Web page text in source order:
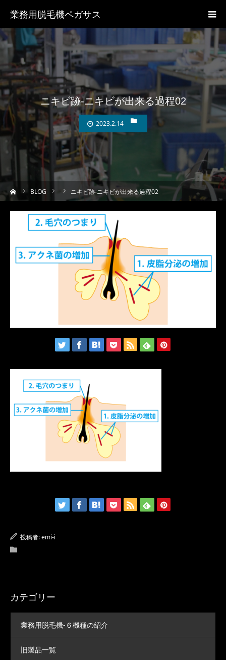
業務用脱毛機ペガサス
ニキビ跡-ニキビが出来る過程02
2023.2.14
BLOG ニキビ跡-ニキビが出来る過程02
投稿者:emi-i
カテゴリー
業務用脱毛機-６機種の紹介
旧製品一覧